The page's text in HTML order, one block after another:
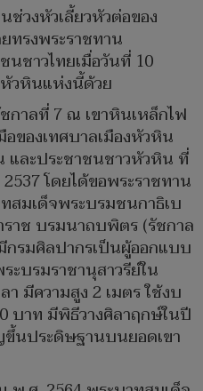
วงหัวเลี้ยวหัวต่อของ
ทรงพระราชทาน
ชาวไทยเมื่อวันที่ 10
วหินแห่งนี้ด้วย
กาลที่ 7 ณ เขาหินเหล็กไฟ
ของเทศบาลเมืองหัวหิน
และประชาชนชาวหัวหิน ที่
โดยได้ขอพระราชทาน
สมเด็จพระบรมชนกาธิเบ
าช บรมนาถบพิตร (รัชกาล
กรมศิลปากรเป็นผู้ออกแบบ
ะบรมราชานุสาวรีย์ใน
มีความสูง 2 เมตร ใช้งบ
บาท มีพิธีวางศิลาฤกษ์ในปี
นประดิษฐานบนยอดเขา